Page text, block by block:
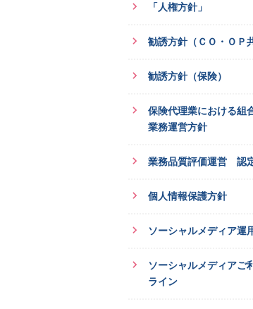
「人権方針」
勧誘方針（ＣＯ・ＯＰ
勧誘方針（保険）
保険代理業における組
業務運営方針
業務品質評価運営 認
個人情報保護方針
ソーシャルメディア運
ソーシャルメディアご
ライン